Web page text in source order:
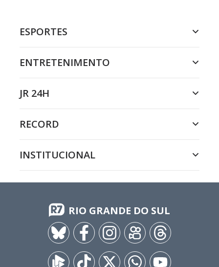
ESPORTES
ENTRETENIMENTO
JR 24H
RECORD
INSTITUCIONAL
RIO GRANDE DO SUL